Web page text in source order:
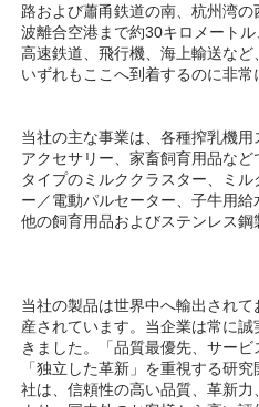
路および蕭甬鉄道の南、杭州湾
波離合空港まで約30キロメートル
高速鉄道、飛行機、海上輸送など
いずれもここへ到着するのに非常
当社の主な事業は、各種搾乳機
アクセサリー、家畜飼育用品な
タイプのミルククラスター、ミ
ー／電動パルセーター、子牛用
他の飼育用品およびステンレス鋼
当社の製品は世界中へ輸出され
産されています。当企業は常に
きました。「品質最優先、サービ
「独立した革新」を重視する研
社は、信頼性の高い品質、革新